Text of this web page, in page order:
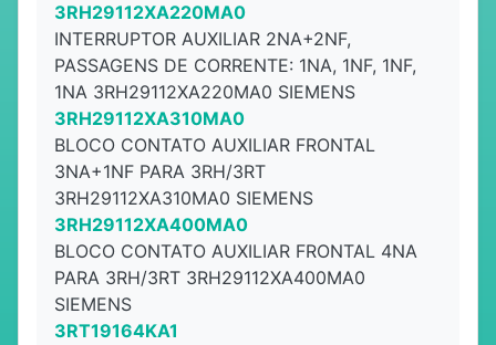
3RH29112XA220MA0
INTERRUPTOR AUXILIAR 2NA+2NF,
PASSAGENS DE CORRENTE: 1NA, 1NF, 1NF,
1NA 3RH29112XA220MA0 SIEMENS
3RH29112XA310MA0
BLOCO CONTATO AUXILIAR FRONTAL
3NA+1NF PARA 3RH/3RT
3RH29112XA310MA0 SIEMENS
3RH29112XA400MA0
BLOCO CONTATO AUXILIAR FRONTAL 4NA
PARA 3RH/3RT 3RH29112XA400MA0
SIEMENS
3RT19164KA1